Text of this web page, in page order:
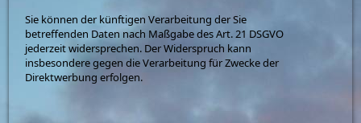
Sie können der künftigen Verarbeitung der Sie
betreffenden Daten nach Maßgabe des Art. 21 DSGVO
jederzeit widersprechen. Der Widerspruch kann
insbesondere gegen die Verarbeitung für Zwecke der
Direktwerbung erfolgen.